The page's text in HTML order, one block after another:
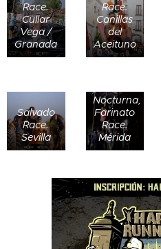
Race.
Cullar
Vega /
Granada
Race.
Canillas
del
Aceituno
Salvado
Race.
Sevilla
Nocturna,
Farinato
Race.
Mérida